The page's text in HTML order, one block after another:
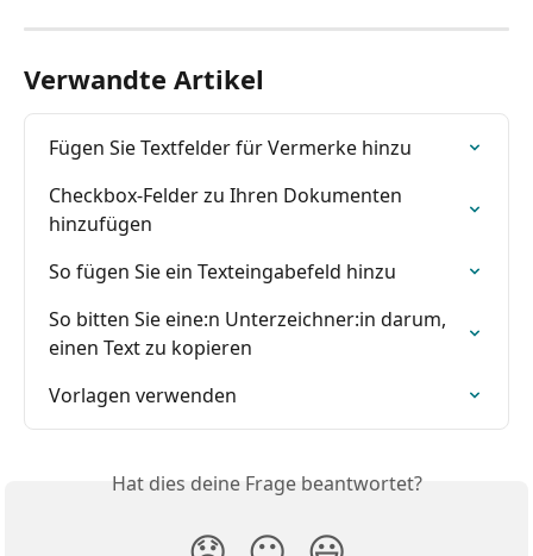
Verwandte Artikel
Fügen Sie Textfelder für Vermerke hinzu
Checkbox-Felder zu Ihren Dokumenten
hinzufügen
So fügen Sie ein Texteingabefeld hinzu
So bitten Sie eine:n Unterzeichner:in darum,
einen Text zu kopieren
Vorlagen verwenden
Hat dies deine Frage beantwortet?